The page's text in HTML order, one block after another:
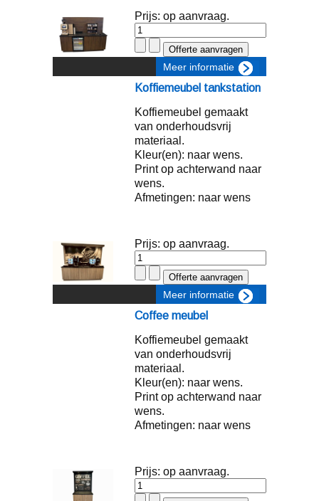
Prijs: op aanvraag.
Meer informatie
Koffiemeubel tankstation
Koffiemeubel gemaakt
van onderhoudsvrij
materiaal.
Kleur(en): naar wens.
Print op achterwand naar
wens.
Afmetingen: naar wens
Prijs: op aanvraag.
Meer informatie
Coffee meubel
Koffiemeubel gemaakt
van onderhoudsvrij
materiaal.
Kleur(en): naar wens.
Print op achterwand naar
wens.
Afmetingen: naar wens
Prijs: op aanvraag.